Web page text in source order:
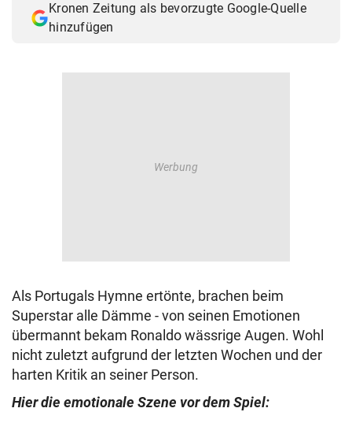
Kronen Zeitung als bevorzugte Google-Quelle
hinzufügen
Als Portugals Hymne ertönte, brachen beim
Superstar alle Dämme - von seinen Emotionen
übermannt bekam Ronaldo wässrige Augen. Wohl
nicht zuletzt aufgrund der letzten Wochen und der
harten Kritik an seiner Person.
Hier die emotionale Szene vor dem Spiel: